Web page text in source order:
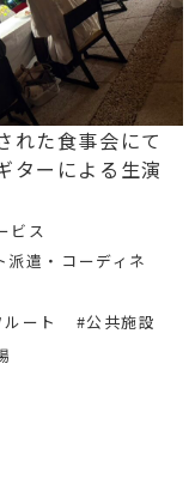
れた食事会にて
ターによる生演
ビス
派遣・コーディネ
ート
#公共施設